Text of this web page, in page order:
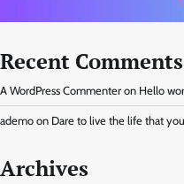
Recent Comments
A WordPress Commenter on Hello
ademo on Dare to live the life that
Archives